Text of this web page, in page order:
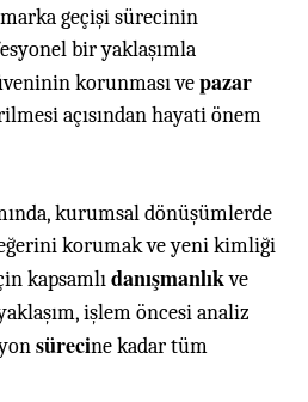
marka geçişi sürecinin
bir yaklaşımla
korunması vepazar
açısından hayati önem
kurumsal dönüşümlerde
korumak ve yeni kimliği
kapsamlıdanışmanlıkve
işlem öncesi analiz
sürecine kadar tüm